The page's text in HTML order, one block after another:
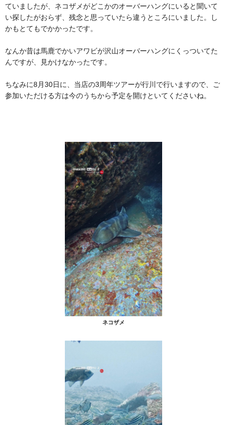
ていましたが、ネコザメがどこかのオーバーハングにいると聞いて
い探したがおらず、残念と思っていたら違うところにいました。し
かもとてもでかかったです。
なんか昔は馬鹿でかいアワビが沢山オーバーハングにくっついてた
んですが、見かけなかったです。
ちなみに8月30日に、当店の3周年ツアーが行川で行いますので、ご
参加いただける方は今のうちから予定を開けといてくださいね。
ネコザメ